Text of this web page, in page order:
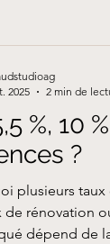
%, 10
?
plusieurs taux
de rénovation
dépend de
2025
2 min de